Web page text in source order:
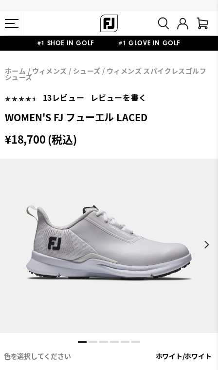
#1 SHOE IN GOLF #1 GLOVE IN GOLF
11,000円
ホーム ウィメンズ シューズ ウィメンズ スパイクレスゴルフ
シューズ
13レビュー レビューを書く
WOMEN'S FJ フューエル LACED
¥18,700 (税込)
色を選択してください ホワイト/ホワイト